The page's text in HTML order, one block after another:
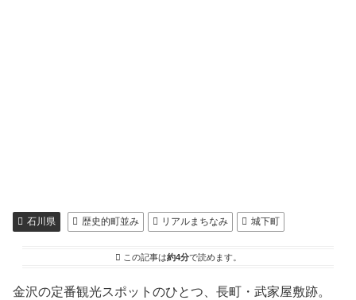
石川県 歴史的町並み リアルまちなみ 城下町
この記事は約4分で読めます。
金沢の定番観光スポットのひとつ、長町・武家屋敷跡。